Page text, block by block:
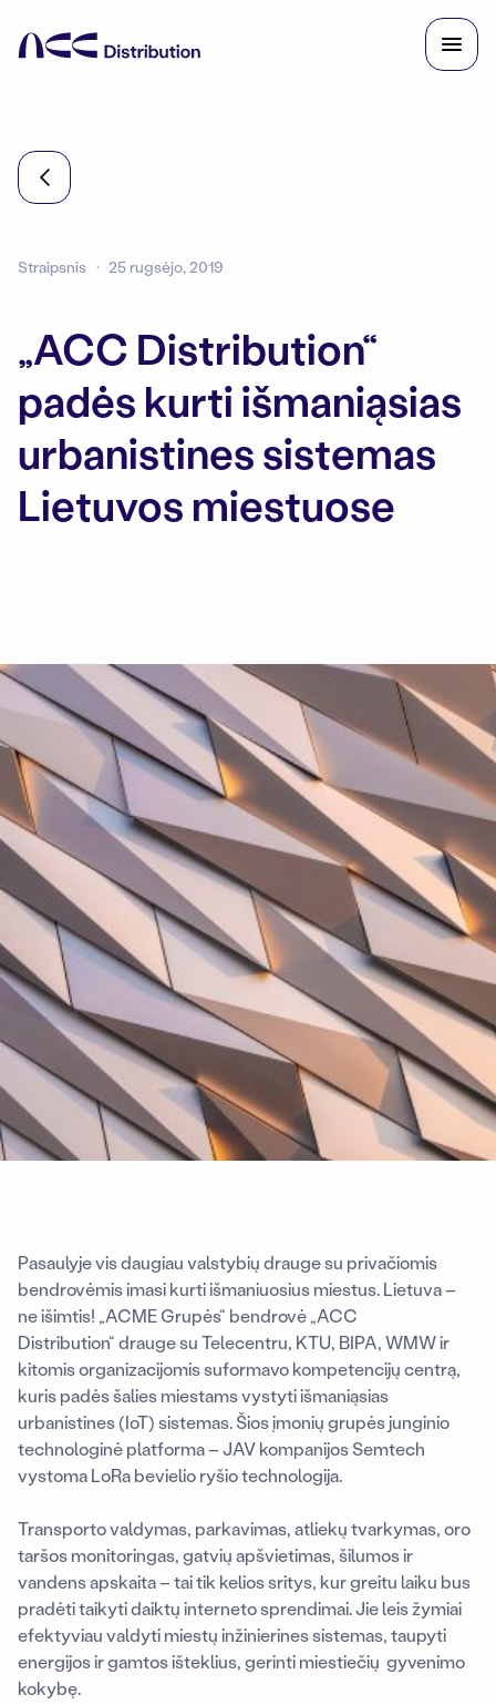
Straipsnis 25 rugsėjo, 2019
„ACC Distribution“
padės kurti išmaniąsias
urbanistines sistemas
Lietuvos miestuose
Pasaulyje vis daugiau valstybių drauge su privačiomis
bendrovėmis imasi kurti išmaniuosius miestus. Lietuva –
ne išimtis! „ACME Grupės“ bendrovė „ACC
Distribution“ drauge su Telecentru, KTU, BIPA, WMW ir
kitomis organizacijomis suformavo kompetencijų centrą,
kuris padės šalies miestams vystyti išmaniąsias
urbanistines (IoT) sistemas. Šios įmonių grupės junginio
technologinė platforma – JAV kompanijos Semtech
vystoma LoRa bevielio ryšio technologija.
Transporto valdymas, parkavimas, atliekų tvarkymas, oro
taršos monitoringas, gatvių apšvietimas, šilumos ir
vandens apskaita – tai tik kelios sritys, kur greitu laiku bus
pradėti taikyti daiktų interneto sprendimai. Jie leis žymiai
efektyviau valdyti miestų inžinierines sistemas, taupyti
energijos ir gamtos išteklius, gerinti miestiečių gyvenimo
kokybę.